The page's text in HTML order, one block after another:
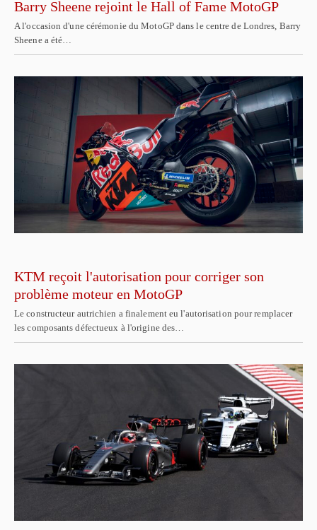
Barry Sheene rejoint le Hall of Fame MotoGP
A l'occasion d'une cérémonie du MotoGP dans le centre de Londres, Barry
Sheene a été…
KTM reçoit l'autorisation pour corriger son
problème moteur en MotoGP
Le constructeur autrichien a finalement eu l'autorisation pour remplacer
les composants défectueux à l'origine des…